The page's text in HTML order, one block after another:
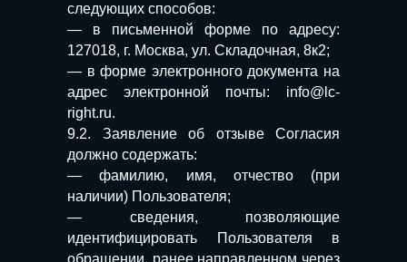
следующих способов:
— в письменной форме по адресу:
127018, г. Москва, ул. Складочная, 8к2;
— в форме электронного документа на
адрес электронной почты: info@lc-
right.ru.
9.2. Заявление об отзыве Согласия
должно содержать:
— фамилию, имя, отчество (при
наличии) Пользователя;
— сведения, позволяющие
идентифицировать Пользователя в
обращении, ранее направленном через